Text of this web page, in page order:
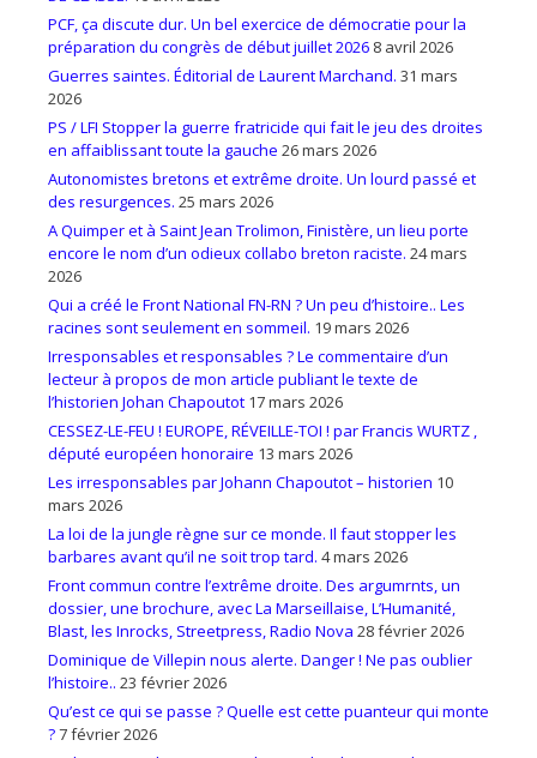
PCF, ça discute dur. Un bel exercice de démocratie pour la
préparation du congrès de début juillet 2026 8 avril 2026
Guerres saintes. Éditorial de Laurent Marchand. 31 mars
2026
PS / LFI Stopper la guerre fratricide qui fait le jeu des droites
en affaiblissant toute la gauche 26 mars 2026
Autonomistes bretons et extrême droite. Un lourd passé et
des resurgences. 25 mars 2026
A Quimper et à Saint Jean Trolimon, Finistère, un lieu porte
encore le nom d’un odieux collabo breton raciste. 24 mars
2026
Qui a créé le Front National FN-RN ? Un peu d’histoire.. Les
racines sont seulement en sommeil. 19 mars 2026
Irresponsables et responsables ? Le commentaire d’un
lecteur à propos de mon article publiant le texte de
l’historien Johan Chapoutot 17 mars 2026
CESSEZ-LE-FEU ! EUROPE, RÉVEILLE-TOI ! par Francis WURTZ ,
député européen honoraire 13 mars 2026
Les irresponsables par Johann Chapoutot – historien 10
mars 2026
La loi de la jungle règne sur ce monde. Il faut stopper les
barbares avant qu’il ne soit trop tard. 4 mars 2026
Front commun contre l’extrême droite. Des argumrnts, un
dossier, une brochure, avec La Marseillaise, L’Humanité,
Blast, les Inrocks, Streetpress, Radio Nova 28 février 2026
Dominique de Villepin nous alerte. Danger ! Ne pas oublier
l’histoire.. 23 février 2026
Qu’est ce qui se passe ? Quelle est cette puanteur qui monte
?7 février 2026